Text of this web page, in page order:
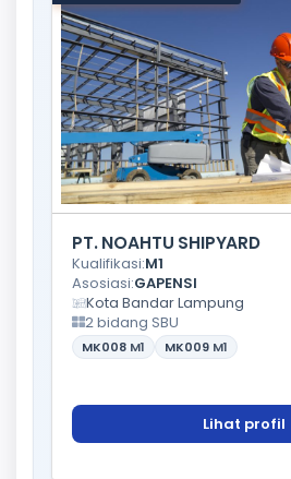
PT. NOAHTU SHIPYARD
Kualifikasi:M1
Asosiasi:GAPENSI
Kota Bandar Lampung
2 bidang SBU
MK008 M1 MK009 M1
Lihat profil